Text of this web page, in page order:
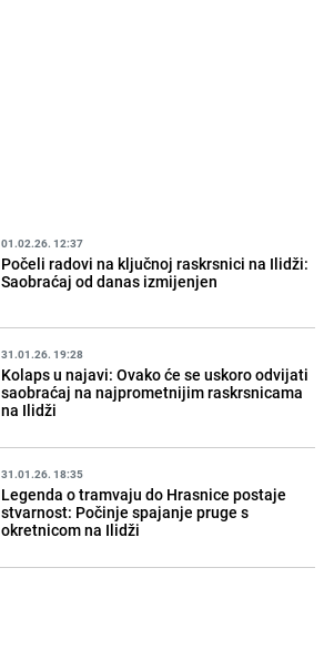
01.02.26. 12:37
Počeli radovi na ključnoj raskrsnici na Ilidži:
Saobraćaj od danas izmijenjen
31.01.26. 19:28
Kolaps u najavi: Ovako će se uskoro odvijati
saobraćaj na najprometnijim raskrsnicama
na Ilidži
31.01.26. 18:35
Legenda o tramvaju do Hrasnice postaje
stvarnost: Počinje spajanje pruge s
okretnicom na Ilidži